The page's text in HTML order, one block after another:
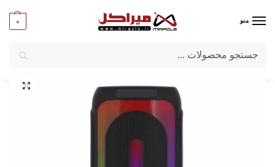
منو 0
میراکل/کامپیوتر/قطعات جانبی